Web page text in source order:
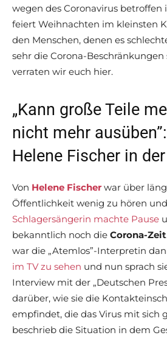
wegen des Coronavirus betroffen
feiert Weihnachten im kleinsten
den Menschen, denen es
sehr die Corona-Beschränkungen
verraten wir euch hier.
„Kann große Teile
nicht mehr
Helene Fischer in
Von Helene Fischer war über
Öffentlichkeit wenig zu hören
Schlagersängerin machte Pause
bekanntlich noch die Corona-Zeit
war die „Atemlos”-Interpretin
im TV zu sehen und nun sprach
Interview mit der „Deutschen
darüber, wie sie die
empfindet, die das Virus mit sich
beschrieb die Situation in dem